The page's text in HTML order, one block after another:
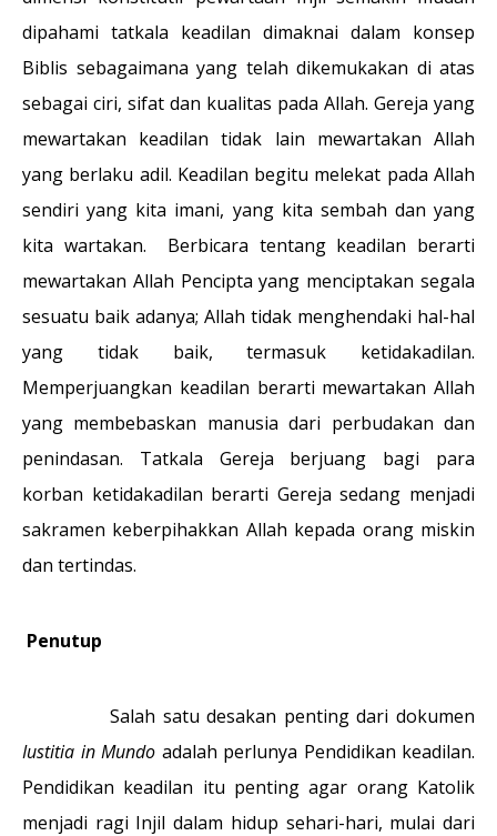
dipahami tatkala keadilan dimaknai dalam konsep
Biblis sebagaimana yang telah dikemukakan di atas
sebagai ciri, sifat dan kualitas pada Allah. Gereja yang
mewartakan keadilan tidak lain mewartakan Allah
yang berlaku adil. Keadilan begitu melekat pada Allah
sendiri yang kita imani, yang kita sembah dan yang
kita wartakan. Berbicara tentang keadilan berarti
mewartakan Allah Pencipta yang menciptakan segala
sesuatu baik adanya; Allah tidak menghendaki hal-hal
yang tidak baik, termasuk ketidakadilan.
Memperjuangkan keadilan berarti mewartakan Allah
yang membebaskan manusia dari perbudakan dan
penindasan. Tatkala Gereja berjuang bagi para
korban ketidakadilan berarti Gereja sedang menjadi
sakramen keberpihakkan Allah kepada orang miskin
dan tertindas.
Penutup
Salah satu desakan penting dari dokumen
Iustitia in Mundo adalah perlunya Pendidikan keadilan.
Pendidikan keadilan itu penting agar orang Katolik
menjadi ragi Injil dalam hidup sehari-hari, mulai dari